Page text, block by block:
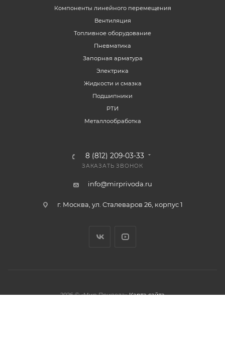
Компоненты линейного перемещения
Вентиляция
Топливное оборудование
Пневматика
Запорная арматура
Электрика
Жидкости и смазка
Подшипники
РТИ
Металлообработка
8 (812) 209-03-33
ЗАКАЗАТЬ ЗВОНОК
info@mirprivoda.ru
г. Москва, ул. Сталеваров 26, корпус 1
2026 © «Мир Привода» Карта сайта